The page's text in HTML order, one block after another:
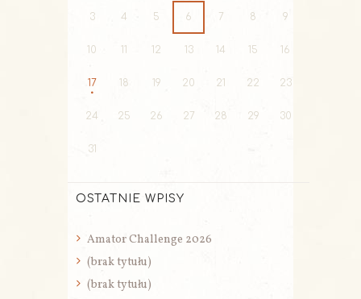
3 4 5 6 7 8 9
10 11 12 13 14 15 16
17 18 19 20 21 22 23
24 25 26 27 28 29 30
31
OSTATNIE WPISY
Amator Challenge 2026
(brak tytułu)
(brak tytułu)